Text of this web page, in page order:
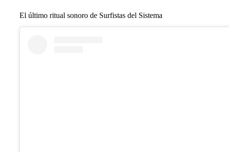
El último ritual sonoro de Surfistas del Sistema